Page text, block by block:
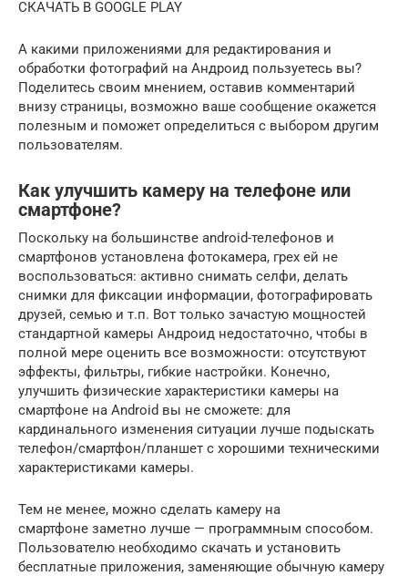
СКАЧАТЬ В GOOGLE PLAY
А какими приложениями для редактирования и
обработки фотографий на Андроид пользуетесь вы?
Поделитесь своим мнением, оставив комментарий
внизу страницы, возможно ваше сообщение окажется
полезным и поможет определиться с выбором другим
пользователям.
Как улучшить камеру на телефоне или
смартфоне?
Поскольку на большинстве android-телефонов и
смартфонов установлена фотокамера, грех ей не
воспользоваться: активно снимать селфи, делать
снимки для фиксации информации, фотографировать
друзей, семью и т.п. Вот только зачастую мощностей
стандартной камеры Андроид недостаточно, чтобы в
полной мере оценить все возможности: отсутствуют
эффекты, фильтры, гибкие настройки. Конечно,
улучшить физические характеристики камеры на
смартфоне на Android вы не сможете: для
кардинального изменения ситуации лучше подыскать
телефон/смартфон/планшет с хорошими техническими
характеристиками камеры.
Тем не менее, можно сделать камеру на
смартфоне заметно лучше — программным способом.
Пользователю необходимо скачать и установить
бесплатные приложения, заменяющие обычную камеру